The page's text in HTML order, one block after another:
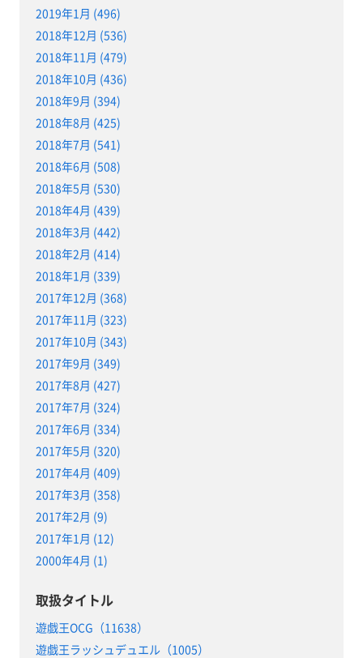
2019年1月 (496)
2018年12月 (536)
2018年11月 (479)
2018年10月 (436)
2018年9月 (394)
2018年8月 (425)
2018年7月 (541)
2018年6月 (508)
2018年5月 (530)
2018年4月 (439)
2018年3月 (442)
2018年2月 (414)
2018年1月 (339)
2017年12月 (368)
2017年11月 (323)
2017年10月 (343)
2017年9月 (349)
2017年8月 (427)
2017年7月 (324)
2017年6月 (334)
2017年5月 (320)
2017年4月 (409)
2017年3月 (358)
2017年2月 (9)
2017年1月 (12)
2000年4月 (1)
取扱タイトル
遊戯王OCG（11638）
遊戯王ラッシュデュエル（1005）